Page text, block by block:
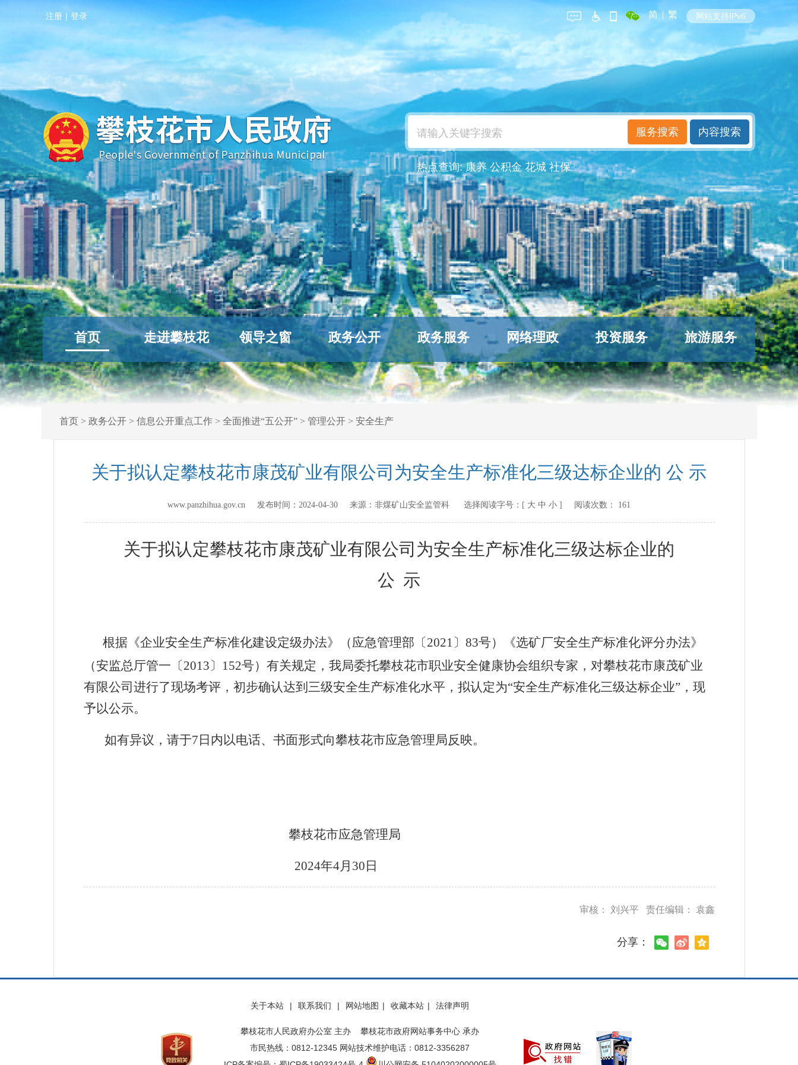
注册 | 登录 简 | 繁 网站支持IPv6
热点查询:康养 公积金 花城 社保
首页 走进攀枝花 领导之窗 政务公开 政务服务 网络理政 投资服务 旅游服务
首页> 政务公开> 信息公开重点工作> 全面推进“五公开”> 管理公开> 安全生产
关于拟认定攀枝花市康茂矿业有限公司为安全生产标准化三级达标企业的 公 示
www.panzhihua.gov.cn 发布时间： 2024-04-30 来源： 非煤矿山安全监管科 选择阅读字号：[ 大 中 小 ] 阅读次数： 161
关于拟认定攀枝花市康茂矿业有限公司为安全生产标准化三级达标企业的
公 示
根据《企业安全生产标准化建设定级办法》（应急管理部〔2021〕83号）《选矿厂安全生产标准化评分办法》
（安监总厅管一〔2013〕152号）有关规定，我局委托攀枝花市职业安全健康协会组织专家，对攀枝花市康茂矿业
有限公司进行了现场考评，初步确认达到三级安全生产标准化水平，拟认定为“安全生产标准化三级达标企业”，现
予以公示。
如有异议，请于7日内以电话、书面形式向攀枝花市应急管理局反映。
攀枝花市应急管理局
2024年4月 30 日
审核： 刘兴平 责任编辑： 袁鑫
分享：
关于本站 | 联系我们 | 网站地图 | 收藏本站 | 法律声明
攀枝花市人民政府办公室 主办 攀枝花市政府网站事务中心 承办
市民热线：0812-12345 网站技术维护电话：0812-3356287